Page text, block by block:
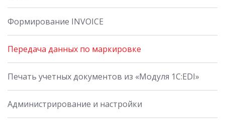
Формирование INVOICE
Передача данных по маркировке
Печать учетных документов из «Модуля 1С:EDI»
Администрирование и настройки